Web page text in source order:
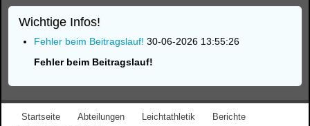
Wichtige Infos!
Fehler beim Beitragslauf! 30-06-2026 13:55:26
Fehler beim Beitragslauf!
Startseite Abteilungen Leichtathletik
Berichte